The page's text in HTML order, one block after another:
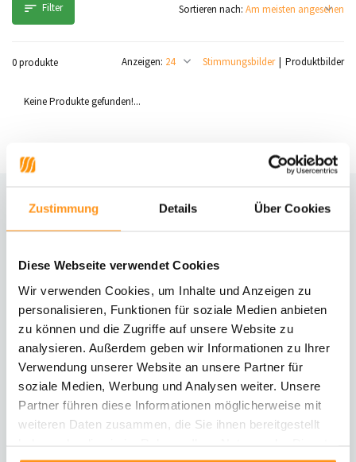
Zustimmung Details Über Cookies
Diese Webseite verwendet Cookies
Wir verwenden Cookies, um Inhalte und Anzeigen zu
personalisieren, Funktionen für soziale Medien anbieten
zu können und die Zugriffe auf unsere Website zu
analysieren. Außerdem geben wir Informationen zu Ihrer
Verwendung unserer Website an unsere Partner für
soziale Medien, Werbung und Analysen weiter. Unsere
Partner führen diese Informationen möglicherweise mit
weiteren Daten zusammen, die Sie ihnen bereitgestellt
Filter
0 produkte Stimmungsbilder Produktbilder
Anzeigen:
Sortieren nach:
Keine Produkte gefunden!...
Informationen zur Rücksendung
Direkt chatten
Mit einem Mitarbeiter chatten
E-Mail senden
vragen@flycarpets.nl